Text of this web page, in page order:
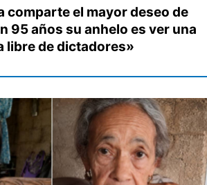
comparte el mayor deseo de
95 años su anhelo es ver una
libre de dictadores»